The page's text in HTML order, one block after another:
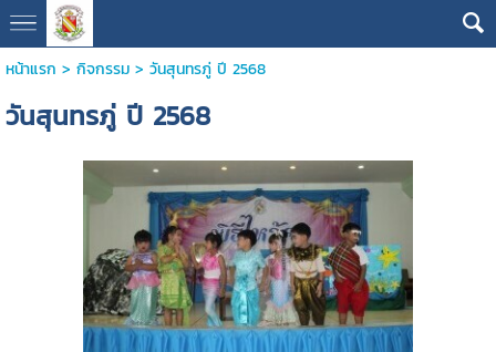
หน้าแรก > กิจกรรม> วันสุนทรภู่ ปี 2568
วันสุนทรภู่ ปี 2568